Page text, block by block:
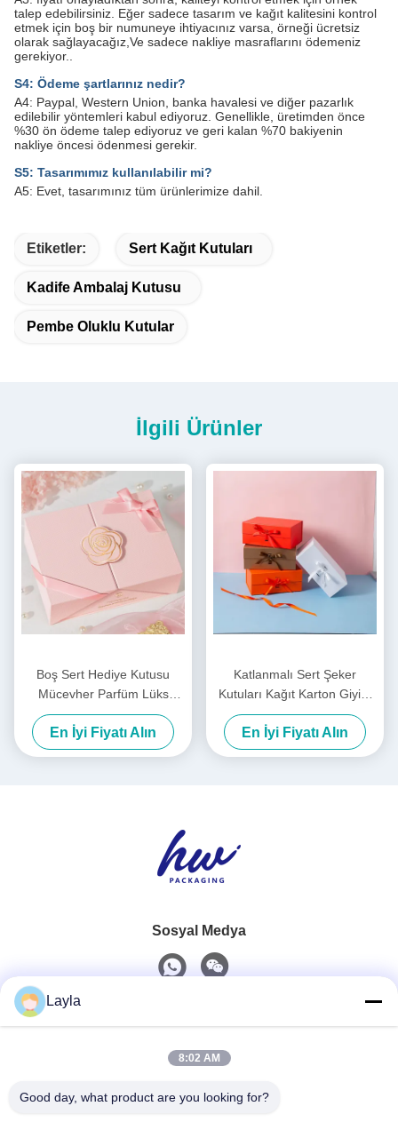
talep edebilirsiniz. Eğer sadece tasarım ve kağıt kalitesini kontrol
etmek için boş bir numuneye ihtiyacınız varsa, örneği ücretsiz
olarak sağlayacağız,Ve sadece nakliye masraflarını ödemeniz
gerekiyor..
S4: Ödeme şartlarınız nedir?
A4: Paypal, Western Union, banka havalesi ve diğer pazarlık
edilebilir yöntemleri kabul ediyoruz. Genellikle, üretimden önce
%30 ön ödeme talep ediyoruz ve geri kalan %70 bakiyenin
nakliye öncesi ödenmesi gerekir.
S5: Tasarımımız kullanılabilir mi?
A5: Evet, tasarımınız tüm ürünlerimize dahil.
Etiketler: Sert Kağıt Kutuları
Kadife Ambalaj Kutusu
Pembe Oluklu Kutular
İlgili Ürünler
Boş Sert Hediye Kutusu
Mücevher Parfüm Lüks
Hediye Kutusu Özel Logo
En İyi Fiyatı Alın
Katlanmalı Sert Şeker
Kutuları Kağıt Karton Giyim
hediye kutusu Tatil için
En İyi Fiyatı Alın
Sosyal Medya
0086-18688885859
Layla
8:02 AM
Good day, what product are you looking for?